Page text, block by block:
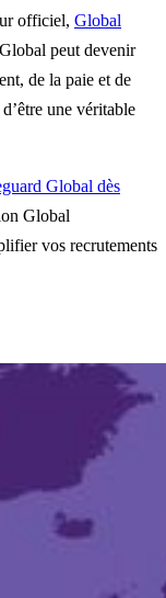
officiel, Global
peut devenir
de la paie et de
une véritable
Global dès
Global
vos recrutements